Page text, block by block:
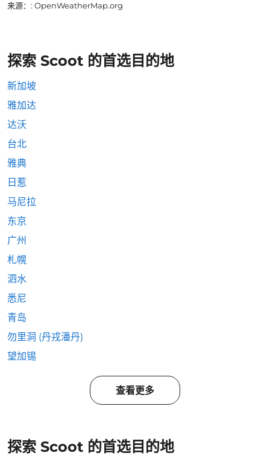
来源： : OpenWeatherMap.org
探索 Scoot 的首选目的地
新加坡
雅加达
达沃
台北
雅典
日惹
马尼拉
东京
广州
札幌
泗水
悉尼
青岛
勿里洞 (丹戎潘丹)
望加锡
查看更多
探索 Scoot 的首选目的地